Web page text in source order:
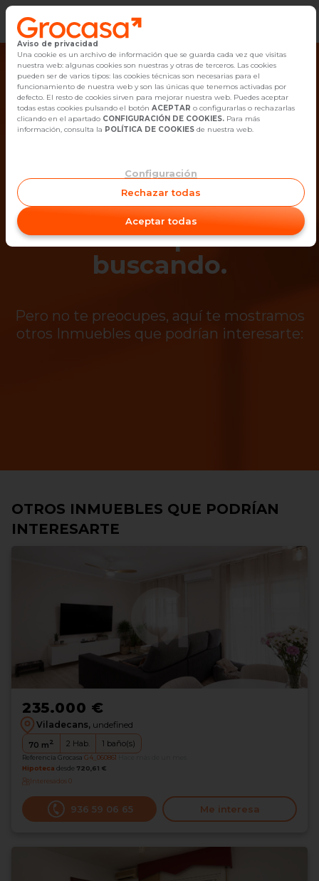
Vender
Buscar Inmuebles
Alquiler
Empleo
Oficinas
Contacto
¡Ups! Ya no está
disponible el
inmueble que estás
buscando.
Pero no te preocupes, aquí te mostramos
otros Inmuebles que podrían interesarte:
OTROS INMUEBLES QUE PODRÍAN
INTERESARTE
235.000 €
Viladecans, undefined
70 m2 2 Hab. 1 baño(s)
Referencia Grocasa G4_060861
Hipoteca desde 720,61 €
Interesados0
936 59 06 65 Me interesa
Aviso de privacidad
Una cookie es un archivo de información que se guarda cada vez que visitas
nuestra web: algunas cookies son nuestras y otras de terceros. Las cookies
pueden ser de varios tipos: las cookies técnicas son necesarias para el
funcionamiento de nuestra web y son las únicas que tenemos activadas por
defecto. El resto de cookies sirven para mejorar nuestra web. Puedes aceptar
todas estas cookies pulsando el botón ACEPTAR o configurarlas o rechazarlas
clicando en el apartado CONFIGURACIÓN DE COOKIES. Para más
información, consulta la POLÍTICA DE COOKIES de nuestra web.
Configuración
Rechazar todas
Aceptar todas